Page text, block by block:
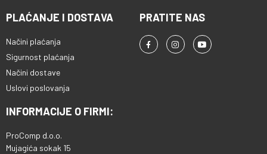
PLAĆANJE I DOSTAVA
Načini plaćanja
Sigurnost plaćanja
Načini dostave
Uslovi poslovanja
PRATITE NAS
INFORMACIJE O FIRMI:
ProComp d.o.o.
Mujagića sokak 15